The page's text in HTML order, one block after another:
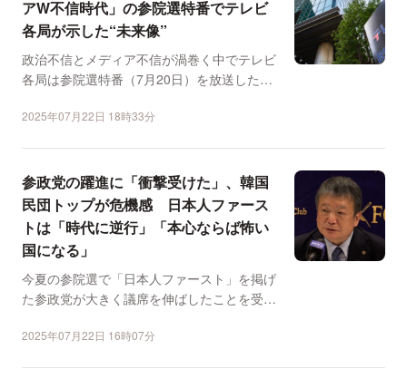
アW不信時代」の参院選特番でテレビ
各局が示した“未来像”
政治不信とメディア不信が渦巻く中でテレビ
各局は参院選特番（7月20日）を放送した。
2025年07月22日 18時33分
参政党の躍進に「衝撃受けた」、韓国
民団トップが危機感 日本人ファース
トは「時代に逆行」「本心ならば怖い
国になる」
今夏の参院選で「日本人ファースト」を掲げ
た参政党が大きく議席を伸ばしたことを受け
2025年07月22日 16時07分